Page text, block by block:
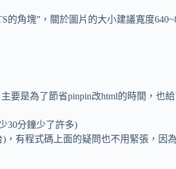
角塊”，關於圖片的大小建議寬度
是為了節省pinpin改html的時間，也
30分鐘少了許多)
有程式碼上面的疑問也不用緊張，因